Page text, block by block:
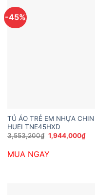
-45%
TỦ ÁO TRẺ EM NHỰA CHIN
HUEI TNE45HXD
3,553,200₫ Giá
gốc
3,553,200₫.
1,944,000₫Giá
hiện
MUA NGAY